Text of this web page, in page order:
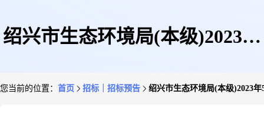
绍兴市生态环境局(本级)2023年
您当前的位置： 首页 招标｜招标预告 绍兴市生态环境局(本级)2023